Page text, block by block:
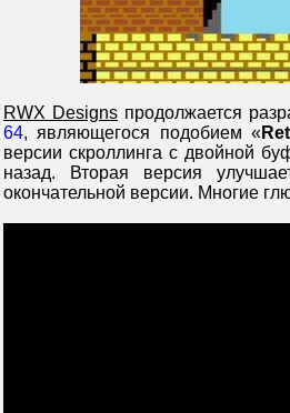
RWX Designs продолжается
64, являющегося подобием «
версии скроллинга с двойной
назад. Вторая версия
окончательной версии. Многие